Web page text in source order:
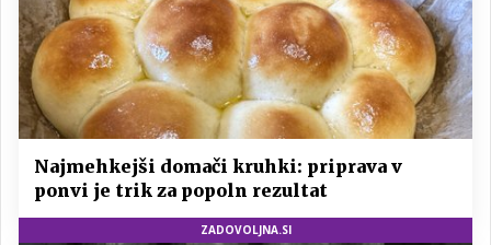
Najmehkejši domači kruhki: priprava v
ponvi je trik za popoln rezultat
ZADOVOLJNA.SI